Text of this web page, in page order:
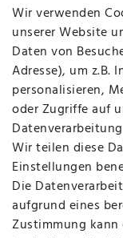
Über uns
Kontakt
Datenschutz
AGB
FAQ
Altölverordnung
Impressum
Wir verwenden
unserer Website
Daten von
Adresse), um z.B.
personalisieren,
oder Zugriffe auf
Wir teilen diese
Einstellungen
Die
aufgrund eines
Zustimmung